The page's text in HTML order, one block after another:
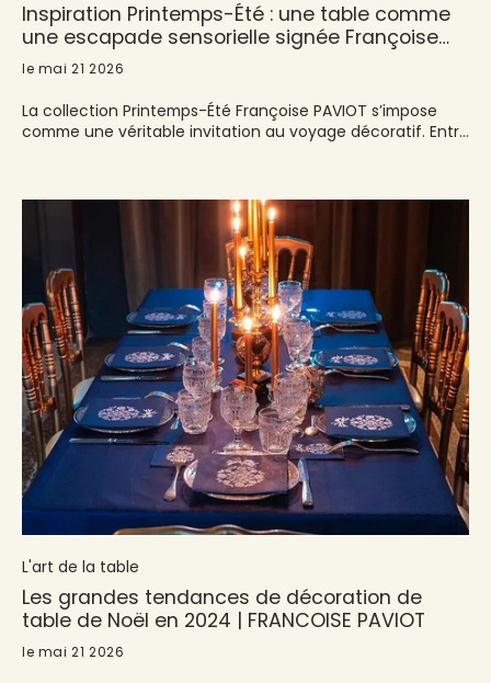
Inspiration Printemps-Été : une table comme
une escapade sensorielle signée Françoise
PAVIOT
le mai 21 2026
La collection Printemps-Été Françoise PAVIOT s’impose
comme une véritable invitation au voyage décoratif. Entre
d’histoire à table. Plus qu’un simple linge de table, c’est
une mise en scène de la saison : lumineuse, libre et
L'art de la table
Les grandes tendances de décoration de
table de Noël en 2024 | FRANCOISE PAVIOT
le mai 21 2026